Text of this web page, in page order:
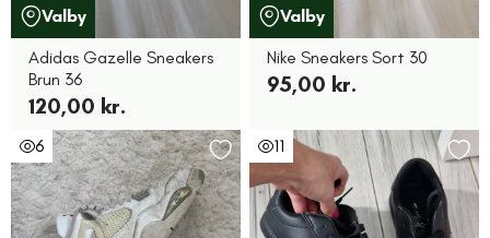
Valby
Adidas Gazelle Sneakers
Brun 36
120,00 kr.
Valby
Nike Sneakers Sort 30
95,00 kr.
6 11